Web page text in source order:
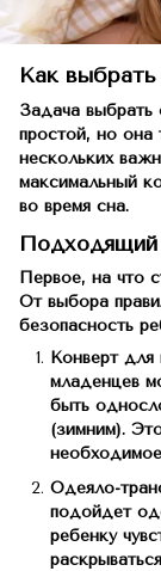
Как
Задача выбрать
простой, но она
нескольких
максимальный
во время сна.
Подходящий
Первое, на что
От выбора
безопасность
Конверт
младенцев
быть
(зимним).
Одеяло-
подойдет
ребенку